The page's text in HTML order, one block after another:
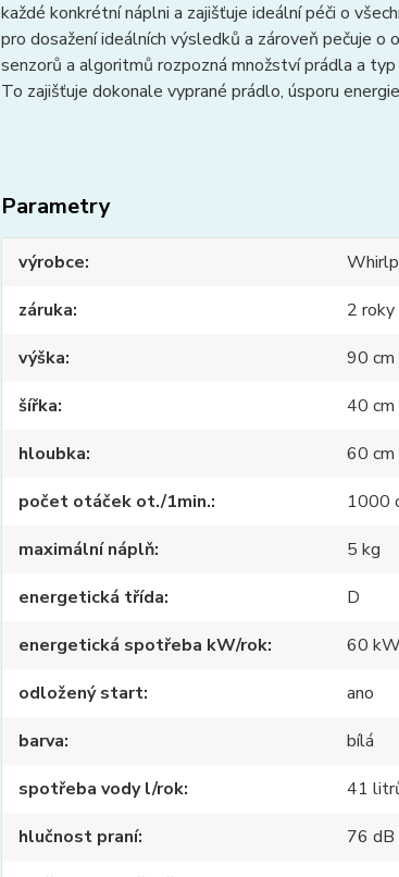
každé konkrétní náplni a zajišťuje ideální péči o
pro dosažení ideálních výsledků a zároveň pečuje
senzorů a algoritmů rozpozná množství prádla a
To zajišťuje dokonale vyprané prádlo, úsporu
Parametry
výrobce
záruka
2 roky
výška
90 cm
šířka
40 cm
hloubka
60 cm
počet otáček ot./1min.
1000
maximální náplň
5 kg
energetická třída
D
energetická spotřeba kW/rok
60
odložený start
ano
barva
bílá
spotřeba vody l/rok
41
hlučnost praní
76 dB